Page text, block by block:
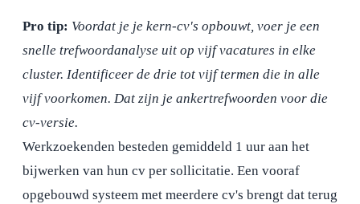
Pro tip: Voordat je je kern-cv's opbouwt, voer je een
snelle trefwoordanalyse uit op vijf vacatures in elke
cluster. Identificeer de drie tot vijf termen die in alle
vijf voorkomen. Dat zijn je ankertrefwoorden voor die
cv-versie.
Werkzoekenden besteden gemiddeld 1 uur aan het
bijwerken van hun cv per sollicitatie. Een vooraf
opgebouwd systeem met meerdere cv's brengt dat terug